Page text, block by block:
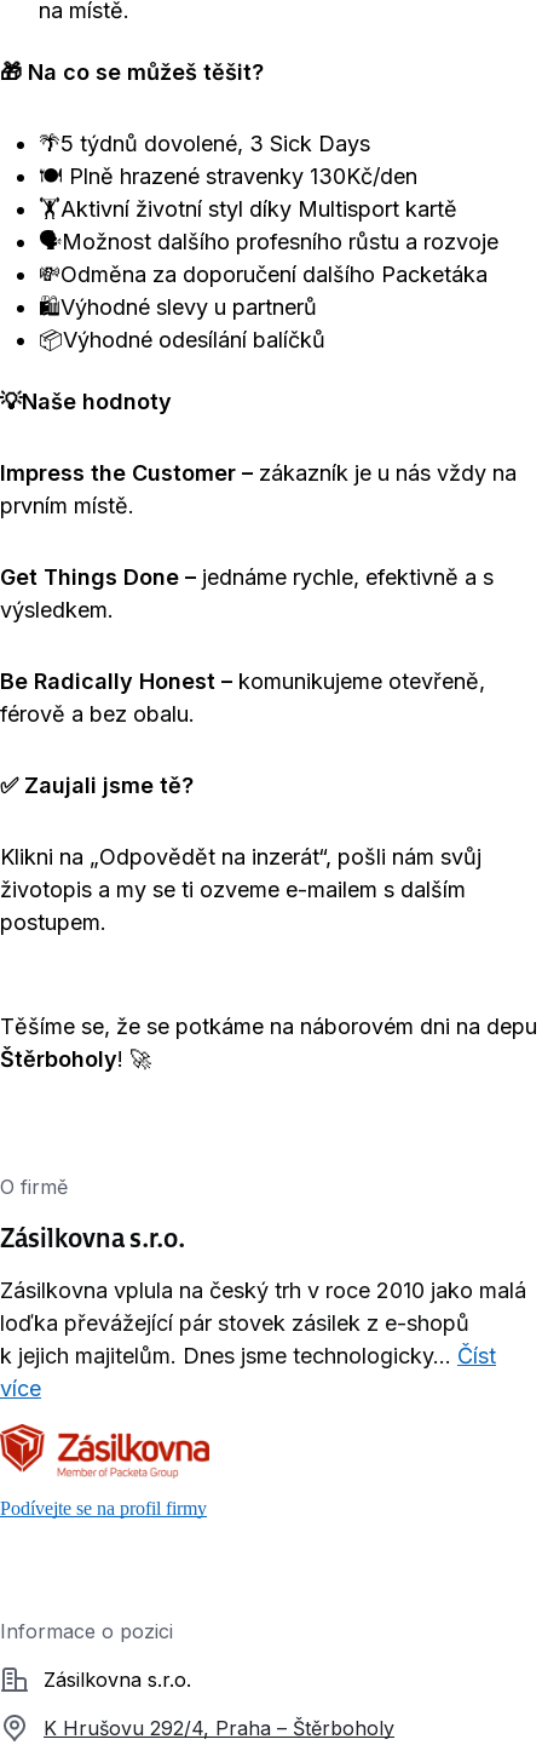
na místě.
🎁 Na co se můžeš těšit?
🌴5 týdnů dovolené, 3 Sick Days
🍽️ Plně hrazené stravenky 130Kč/den
🏋️Aktivní životní styl díky Multisport kartě
🗣️Možnost dalšího profesního růstu a rozvoje
💸Odměna za doporučení dalšího Packetáka
🛍️Výhodné slevy u partnerů
📦Výhodné odesílání balíčků
💡Naše hodnoty
Impress the Customer – zákazník je u nás vždy na
prvním místě.
Get Things Done – jednáme rychle, efektivně a s
výsledkem.
Be Radically Honest – komunikujeme otevřeně,
férově a bez obalu.
✅ Zaujali jsme tě?
Klikni na „Odpovědět na inzerát“, pošli nám svůj
životopis a my se ti ozveme e-mailem s dalším
postupem.
Těšíme se, že se potkáme na náborovém dni na depu
Štěrboholy! 🚀
O firmě
Zásilkovna s.r.o.
Zásilkovna vplula na český trh v roce 2010 jako malá
loďka převážející pár stovek zásilek z e-shopů
k jejich majitelům. Dnes jsme technologicky... Číst
více
Podívejte se na profil firmy
Informace o pozici
SpolečnostZásilkovna s.r.o.
K Hrušovu 292/4, Praha – Štěrboholy